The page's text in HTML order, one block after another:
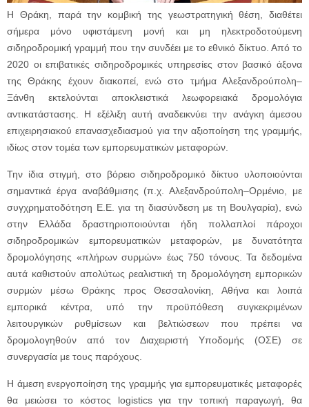
Η Θράκη, παρά την κομβική της γεωστρατηγική θέση, διαθέτει
σήμερα μόνο υφιστάμενη μονή και μη ηλεκτροδοτούμενη
σιδηροδρομική γραμμή που την συνδέει με το εθνικό δίκτυο. Από το
2020 οι επιβατικές σιδηροδρομικές υπηρεσίες στον βασικό άξονα
της Θράκης έχουν διακοπεί, ενώ στο τμήμα Αλεξανδρούπολη–
Ξάνθη εκτελούνται αποκλειστικά λεωφορειακά δρομολόγια
αντικατάστασης. Η εξέλιξη αυτή αναδεικνύει την ανάγκη άμεσου
επιχειρησιακού επανασχεδιασμού για την αξιοποίηση της γραμμής,
ιδίως στον τομέα των εμπορευματικών μεταφορών.
Την ίδια στιγμή, στο βόρειο σιδηροδρομικό δίκτυο υλοποιούνται
σημαντικά έργα αναβάθμισης (π.χ. Αλεξανδρούπολη–Ορμένιο, με
συγχρηματοδότηση Ε.Ε. για τη διασύνδεση με τη Βουλγαρία), ενώ
στην Ελλάδα δραστηριοποιούνται ήδη πολλαπλοί πάροχοι
σιδηροδρομικών εμπορευματικών μεταφορών, με δυνατότητα
δρομολόγησης «πλήρων συρμών» έως 750 τόνους. Τα δεδομένα
αυτά καθιστούν απολύτως ρεαλιστική τη δρομολόγηση εμπορικών
συρμών μέσω Θράκης προς Θεσσαλονίκη, Αθήνα και λοιπά
εμπορικά κέντρα, υπό την προϋπόθεση συγκεκριμένων
λειτουργικών ρυθμίσεων και βελτιώσεων που πρέπει να
δρομολογηθούν από τον Διαχειριστή Υποδομής (ΟΣΕ) σε
συνεργασία με τους παρόχους.
Η άμεση ενεργοποίηση της γραμμής για εμπορευματικές μεταφορές
θα μειώσει το κόστος logistics για την τοπική παραγωγή, θα